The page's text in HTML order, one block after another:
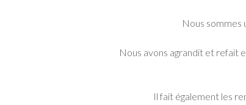
Nous sommes
Nous avons agrandit et refait
Il fait également les